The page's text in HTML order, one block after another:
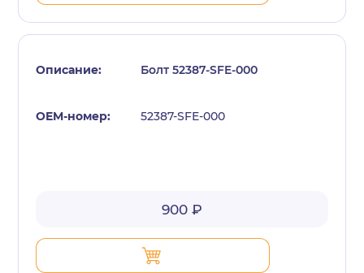
Болт 52387-SFE-000
52387-SFE-000
900 ₽